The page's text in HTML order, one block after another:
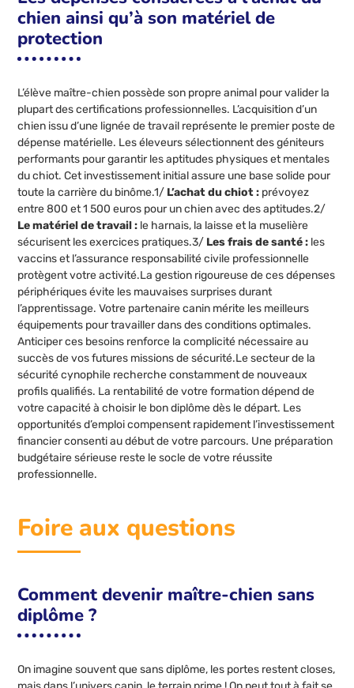
chien ainsi qu’à son matériel de
protection
L’élève maître-chien possède son propre animal pour valider la
plupart des certifications professionnelles. L’acquisition d’un
chien issu d’une lignée de travail représente le premier poste de
dépense matérielle. Les éleveurs sélectionnent des géniteurs
performants pour garantir les aptitudes physiques et mentales
du chiot. Cet investissement initial assure une base solide pour
toute la carrière du binôme.1/ L’achat du chiot : prévoyez
entre 800 et 1 500 euros pour un chien avec des aptitudes.2/
Le matériel de travail : le harnais, la laisse et la muselière
sécurisent les exercices pratiques.3/ Les frais de santé : les
vaccins et l’assurance responsabilité civile professionnelle
protègent votre activité.La gestion rigoureuse de ces dépenses
périphériques évite les mauvaises surprises durant
l’apprentissage. Votre partenaire canin mérite les meilleurs
équipements pour travailler dans des conditions optimales.
Anticiper ces besoins renforce la complicité nécessaire au
succès de vos futures missions de sécurité.Le secteur de la
sécurité cynophile recherche constamment de nouveaux
profils qualifiés. La rentabilité de votre formation dépend de
votre capacité à choisir le bon diplôme dès le départ. Les
opportunités d’emploi compensent rapidement l’investissement
financier consenti au début de votre parcours. Une préparation
budgétaire sérieuse reste le socle de votre réussite
professionnelle.
Foire aux questions
Comment devenir maître-chien sans
diplôme ?
On imagine souvent que sans diplôme, les portes restent closes,